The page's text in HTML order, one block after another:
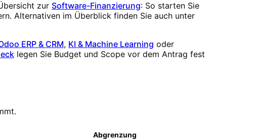
zur Software-Finanzierung: So starten Sie
Alternativen im Überblick finden Sie auch unter
ERP & CRM, KI & Machine Learning oder
legen Sie Budget und Scope vor dem Antrag fest
Abgrenzung